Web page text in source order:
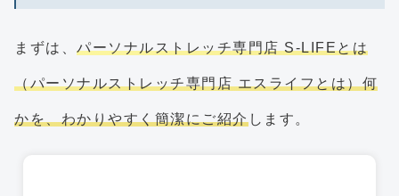
まずは、 パーソナルストレッチ専門店 S-LIFEとは
（パーソナルストレッチ専門店 エスライフとは）何
かを、わかりやすく簡潔にご紹介します。